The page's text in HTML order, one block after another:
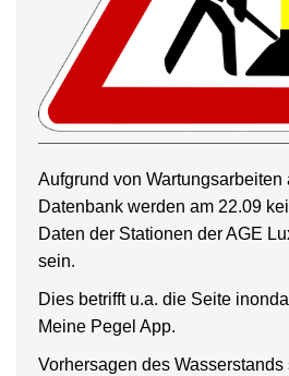
Aufgrund von Wartungsarbeiten
Datenbank werden am 22.09
Daten der Stationen der AGE
sein.
Dies betrifft u.a. die Seite
Meine Pegel App.
Vorhersagen des